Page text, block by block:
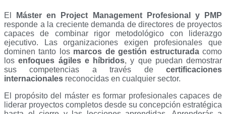
El
Máster en Project Management Profesional y PMP
responde a la creciente demanda de directores de proyectos
capaces de combinar rigor metodológico con liderazgo
ejecutivo. Las organizaciones exigen profesionales que
dominen tanto los marcos de gestión estructuradacomo
losenfoques ágiles e híbridos, y que puedan demostrar
sus competencias a través de certificaciones
internacionales reconocidas en cualquier sector.
El propósito del máster es formar profesionales capaces de
liderar proyectos completos desde su concepción estratégica